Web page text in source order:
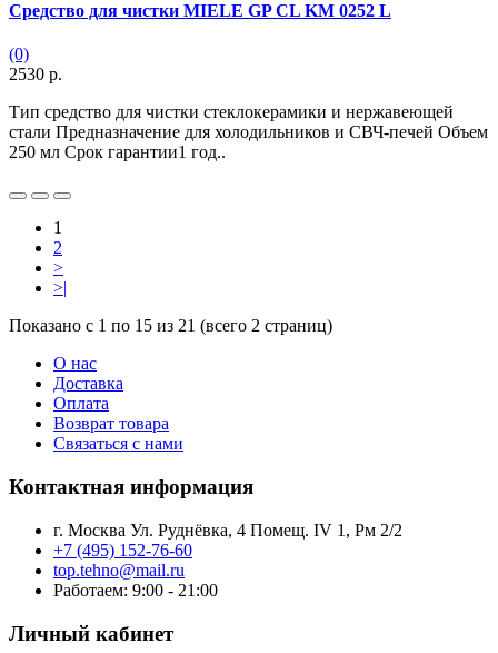
Средство для чистки MIELE GP CL KM 0252 L
(0)
2530 р.
Тип средство для чистки стеклокерамики и нержавеющей
стали Предназначение для холодильников и СВЧ-печей Объем
250 мл Срок гарантии1 год..
1
2
>
>|
Показано с 1 по 15 из 21 (всего 2 страниц)
О нас
Доставка
Оплата
Возврат товара
Связаться с нами
Контактная информация
г. Москва Ул. Руднёвка, 4 Помещ. IV 1, Рм 2/2
+7 (495) 152-76-60
top.tehno@mail.ru
Работаем: 9:00 - 21:00
Личный кабинет